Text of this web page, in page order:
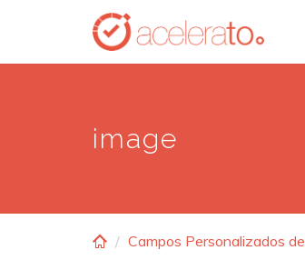
main
image
Campos Personalizados